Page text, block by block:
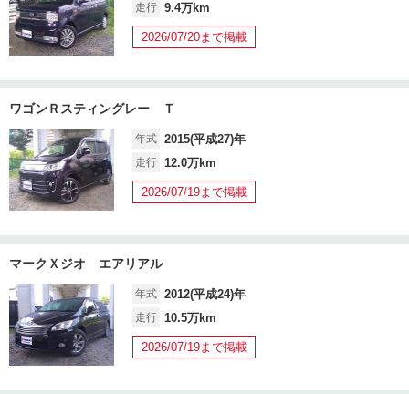
走行 9.4万km
2026/07/20まで掲載
ワゴンＲスティングレー Ｔ
年式 2015(平成27)年
走行 12.0万km
2026/07/19まで掲載
マークＸジオ エアリアル
年式 2012(平成24)年
走行 10.5万km
2026/07/19まで掲載